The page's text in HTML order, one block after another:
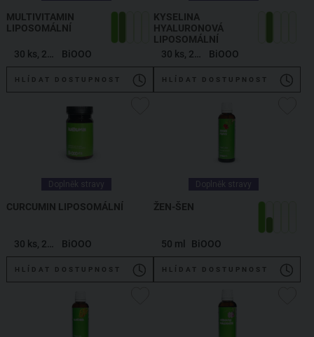
MULTIVITAMIN
LIPOSOMÁLNÍ
BiOOO
HLÍDAT DOSTUPNOST
KYSELINA
HYALURONOVÁ
LIPOSOMÁLNÍ
BiOOO
HLÍDAT DOSTUPNOST
Doplněk stravy
CURCUMIN LIPOSOMÁLNÍ
BiOOO
HLÍDAT DOSTUPNOST
Doplněk stravy
ŽEN-ŠEN
50 ml BiOOO
HLÍDAT DOSTUPNOST